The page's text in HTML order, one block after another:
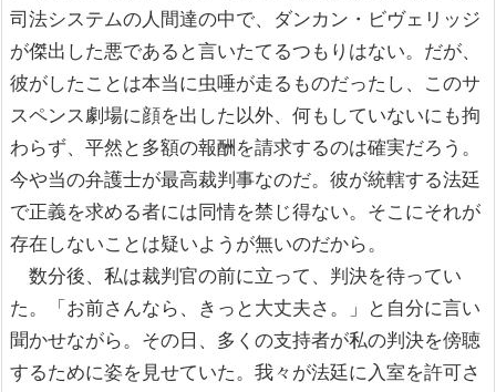
司法システムの人間達の中で、ダンカン・ビヴェリッジ
が傑出した悪であると言いたてるつもりはない。だが、
彼がしたことは本当に虫唾が走るものだったし、このサ
スペンス劇場に顔を出した以外、何もしていないにも拘
わらず、平然と多額の報酬を請求するのは確実だろう。
今や当の弁護士が最高裁判事なのだ。彼が統轄する法廷
で正義を求める者には同情を禁じ得ない。そこにそれが
存在しないことは疑いようが無いのだから。
数分後、私は裁判官の前に立って、判決を待ってい
た。「お前さんなら、きっと大丈夫さ。」と自分に言い
聞かせながら。その日、多くの支持者が私の判決を傍聴
するために姿を見せていた。我々が法廷に入室を許可さ